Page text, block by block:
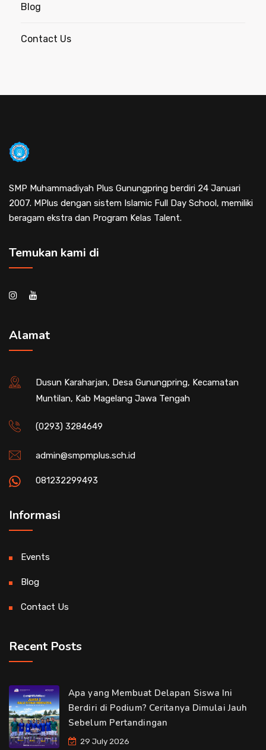
Blog
Contact Us
SMP Muhammadiyah Plus Gunungpring berdiri 24 Januari
2007. MPlus dengan sistem Islamic Full Day School, memiliki
beragam ekstra dan Program Kelas Talent.
Temukan kami di
Alamat
Dusun Karaharjan, Desa Gunungpring, Kecamatan
Muntilan, Kab Magelang Jawa Tengah
(0293) 3284649
admin@smpmplus.sch.id
081232299493
Informasi
Events
Blog
Contact Us
Recent Posts
Apa yang Membuat Delapan Siswa Ini
Berdiri di Podium? Ceritanya Dimulai Jauh
Sebelum Pertandingan
29 July 2026